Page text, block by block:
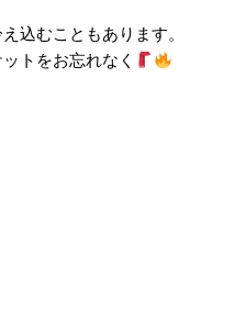
込むこともあります。
トをお忘れなく